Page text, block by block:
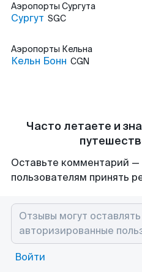
Аэропорты Сургута
Сургут SGC
Аэропорты Кельна
Кельн Бонн CGN
Часто летаете и
Оставьте комментарий
пользователям принять
Войти